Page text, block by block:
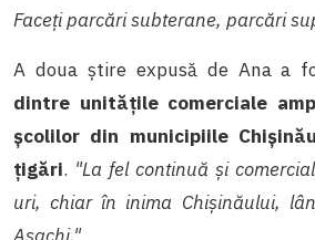
Faceți parcări subterane, parcări
A doua știre expusă de Ana a
dintre unitățile comerciale
școlilor din municipiile
țigări. "La fel continuă și
uri, chiar în inima Chișinăului,